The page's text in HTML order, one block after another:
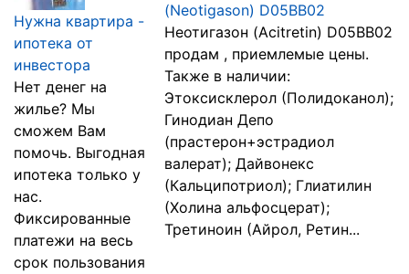
Нужна квартира -
ипотека от
инвестора
Нет денег на
жилье? Мы
сможем Вам
помочь. Выгодная
ипотека только у
нас.
Фиксированные
платежи на весь
срок пользования
(Neotigason) D05BB02
Неотигазон (Acitretin) D05BB02
продам , приемлемые цены.
Также в наличии:
Этоксисклерол (Полидоканол);
Гинодиан Депо
(прастерон+эстрадиол
валерат); Дайвонекс
(Кальципотриол); Глиатилин
(Холина альфосцерат);
Третиноин (Айрол, Ретин...